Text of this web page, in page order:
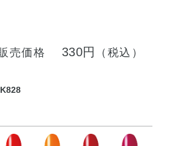
売価格 330円 （税込）